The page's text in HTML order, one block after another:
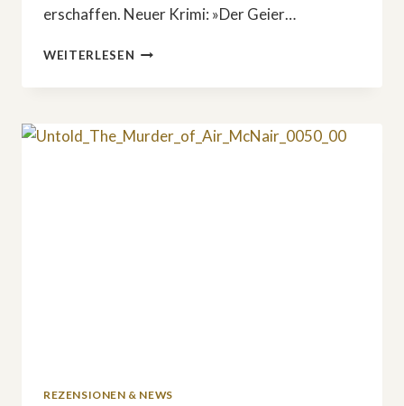
erschaffen. Neuer Krimi: »Der Geier…
WEITERLESEN NEUER
»DER
DIE
REZENSIONEN & NEWS